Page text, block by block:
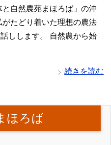
自然農苑まほろば」の沖
たどり着いた理想の農法
しします。 自然農から始
続きを読む
ほろば